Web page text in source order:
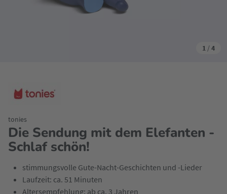
1 /4
Die Sendung mit dem Elefanten -
Schlaf schön!
tonies
stimmungsvolle Gute-Nacht-Geschichten und -Lieder
Laufzeit: ca. 51 Minuten
Altersempfehlung: ab ca. 3 Jahren